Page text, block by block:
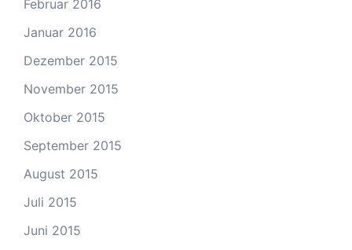
Februar 2016
Januar 2016
Dezember 2015
November 2015
Oktober 2015
September 2015
August 2015
Juli 2015
Juni 2015